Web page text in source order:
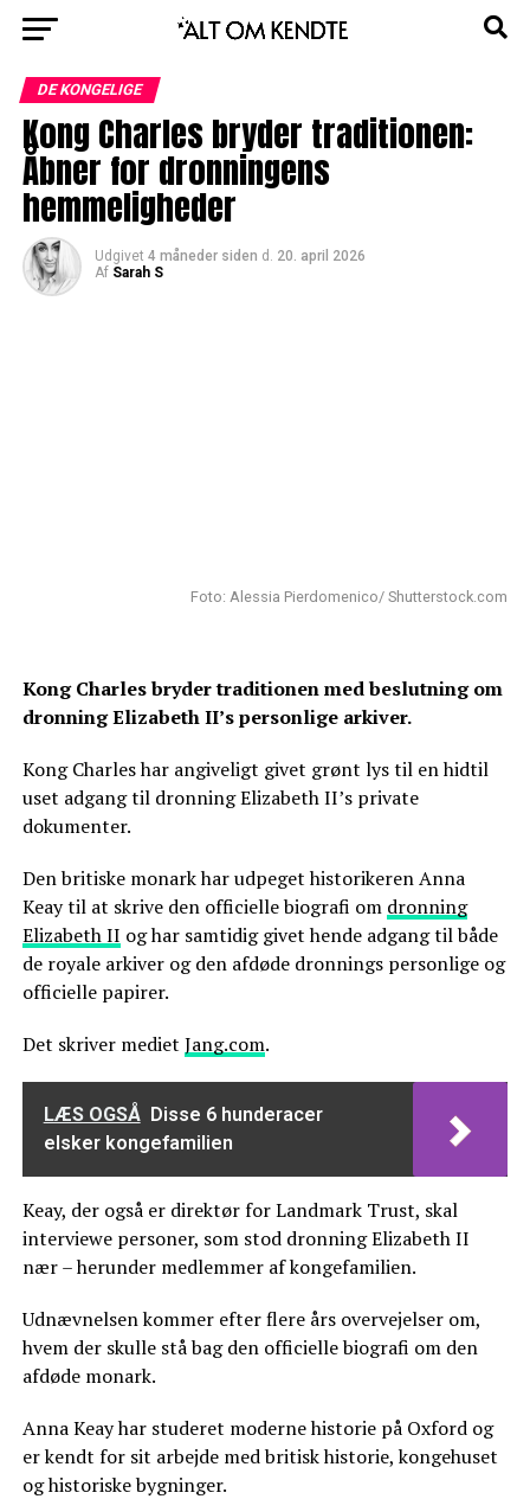
DE KONGELIGE
Kong Charles bryder traditionen:
Åbner for dronningens
hemmeligheder
Udgivet 4 måneder siden d. 20. april 2026
Af Sarah S
Foto: Alessia Pierdomenico/ Shutterstock.com
Kong Charles bryder traditionen med beslutning om
dronning Elizabeth II’s personlige arkiver.
Kong Charles har angiveligt givet grønt lys til en hidtil
uset adgang til dronning Elizabeth II’s private
dokumenter.
Den britiske monark har udpeget historikeren Anna
Keay til at skrive den officielle biografi om dronning
Elizabeth II og har samtidig givet hende adgang til både
de royale arkiver og den afdøde dronnings personlige og
officielle papirer.
Det skriver mediet Jang.com.
LÆS OGSÅ Disse 6 hunderacer
elsker kongefamilien
Keay, der også er direktør for Landmark Trust, skal
interviewe personer, som stod dronning Elizabeth II
nær – herunder medlemmer af kongefamilien.
Udnævnelsen kommer efter flere års overvejelser om,
hvem der skulle stå bag den officielle biografi om den
afdøde monark.
Anna Keay har studeret moderne historie på Oxford og
er kendt for sit arbejde med britisk historie, kongehuset
og historiske bygninger.